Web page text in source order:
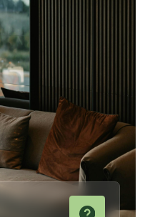
LOSTCPACKET
Смотреть на 2Гис
Я заказывал кухню в стиле
Из пожеланий у меня была
фотография кухни, которая
нравилась. Согласование
прошло легко, потому что
вопросам мне помогали.
конструкторских и
решений Евгения взяла...